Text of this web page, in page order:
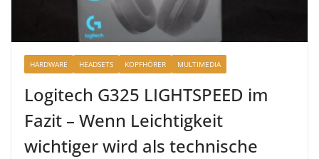
HARDWARE HEADSETS KOPFHÖRER MULTIMEDIA
Logitech G325 LIGHTSPEED im
Fazit – Wenn Leichtigkeit
wichtiger wird als technische